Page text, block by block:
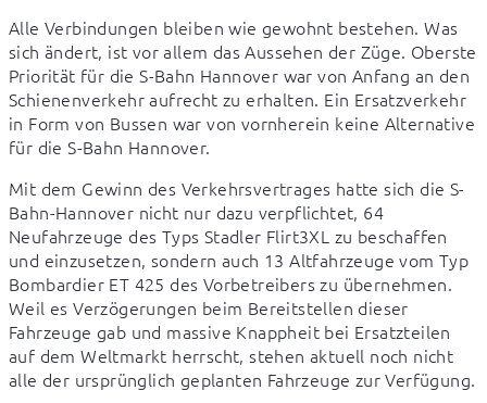
Alle Verbindungen bleiben wie gewohnt bestehen. Was
sich ändert, ist vor allem das Aussehen der Züge. Oberste
Priorität für die S-Bahn Hannover war von Anfang an den
Schienenverkehr aufrecht zu erhalten. Ein Ersatzverkehr
in Form von Bussen war von vornherein keine Alternative
für die S-Bahn Hannover.
Mit dem Gewinn des Verkehrsvertrages hatte sich die S-
Bahn-Hannover nicht nur dazu verpflichtet, 64
Neufahrzeuge des Typs Stadler Flirt3XL zu beschaffen
und einzusetzen, sondern auch 13 Altfahrzeuge vom Typ
Bombardier ET 425 des Vorbetreibers zu übernehmen.
Weil es Verzögerungen beim Bereitstellen dieser
Fahrzeuge gab und massive Knappheit bei Ersatzteilen
auf dem Weltmarkt herrscht, stehen aktuell noch nicht
alle der ursprünglich geplanten Fahrzeuge zur Verfügung.